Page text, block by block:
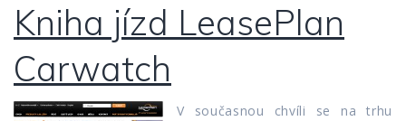
Kniha jízd LeasePlan
Carwatch
V současnou chvíli se na trhu